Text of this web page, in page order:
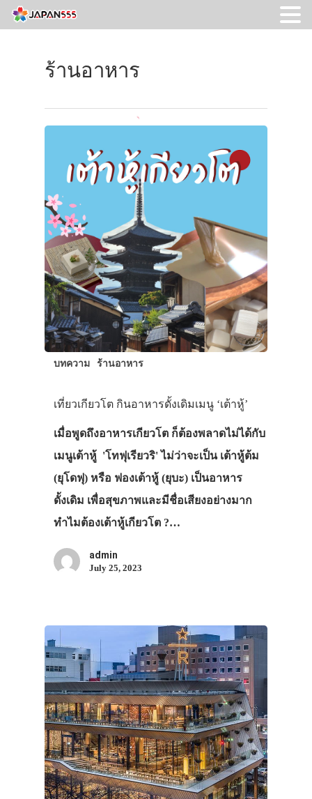
ร้านอาหาร
บทความ ร้านอาหาร
เที่ยวเกียวโต กินอาหารดั้งเดิมเมนู ‘เต้าหู้’
เมื่อพูดถึงอาหารเกียวโต ก็ต้องพลาดไม่ได้กับ
เมนูเต้าหู้ 'โทฟุเรียวริ' ไม่ว่าจะเป็น เต้าหู้ต้ม
(ยุโดฟุ) หรือ ฟองเต้าหู้ (ยุบะ) เป็นอาหาร
ดั้งเดิม เพื่อสุขภาพและมีชื่อเสียงอย่างมาก
ทำไมต้องเต้าหู้เกียวโต ?…
admin
July 25, 2023